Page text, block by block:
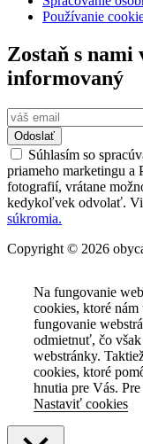
Používanie
Zostaň s nami
informovaný
Odoslať
Súhlasím so
priameho marketingu a
fotografií, vrátane
kedykoľvek odvolať.
súkromia.
Copyright © 2026
Na fungovanie
cookies, ktoré
fungovanie
odmietnuť, čo
webstránky.
cookies, ktoré
hnutia pre Vás.
Nastaviť cookies